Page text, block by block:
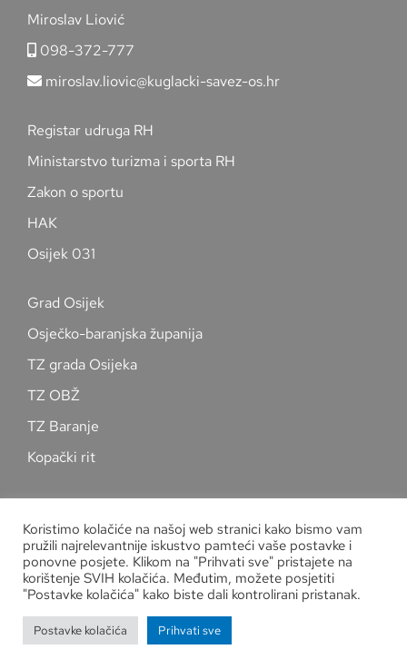
Miroslav Liović
098-372-777
miroslav.liovic@kuglacki-savez-os.hr
Registar udruga RH
Ministarstvo turizma i sporta RH
Zakon o sportu
HAK
Osijek 031
Grad Osijek
Osječko-baranjska županija
TZ grada Osijeka
TZ OBŽ
TZ Baranje
Kopački rit
Zaštita osobnih podataka
Copyright
Kuglački savez grada Osijeka
Koristimo kolačiće na našoj web stranici kako bismo vam
pružili najrelevantnije iskustvo pamteći vaše postavke i
ponovne posjete. Klikom na "Prihvati sve" pristajete na
korištenje SVIH kolačića. Međutim, možete posjetiti
"Postavke kolačića" kako biste dali kontrolirani pristanak.
Postavke kolačića Prihvati sve